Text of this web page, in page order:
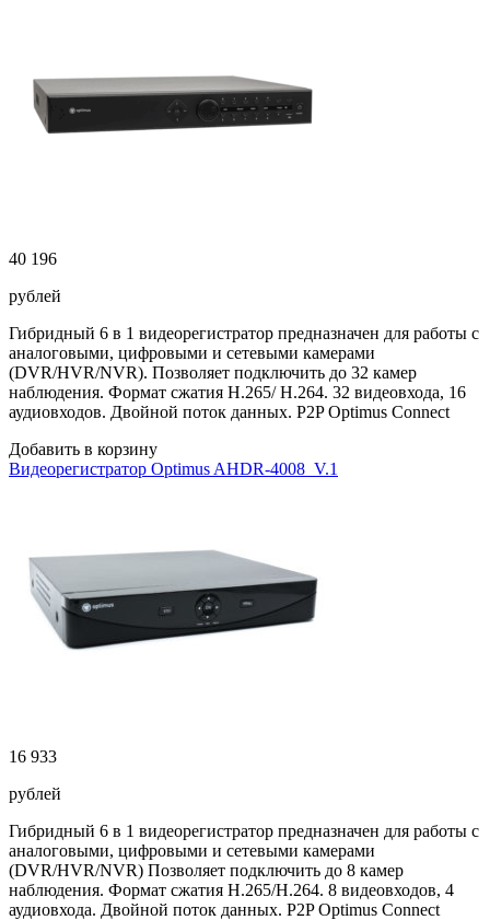
40 196
рублей
Гибридный 6 в 1 видеорегистратор предназначен для работы с
аналоговыми, цифровыми и сетевыми камерами
(DVR/HVR/NVR). Позволяет подключить до 32 камер
наблюдения. Формат сжатия H.265/ H.264. 32 видеовхода, 16
аудиовходов. Двойной поток данных. P2P Optimus Connect
Добавить в корзину
Видеорегистратор Optimus AHDR-4008_V.1
16 933
рублей
Гибридный 6 в 1 видеорегистратор предназначен для работы с
аналоговыми, цифровыми и сетевыми камерами
(DVR/HVR/NVR) Позволяет подключить до 8 камер
наблюдения. Формат сжатия H.265/H.264. 8 видеовходов, 4
аудиовхода. Двойной поток данных. P2P Optimus Connect